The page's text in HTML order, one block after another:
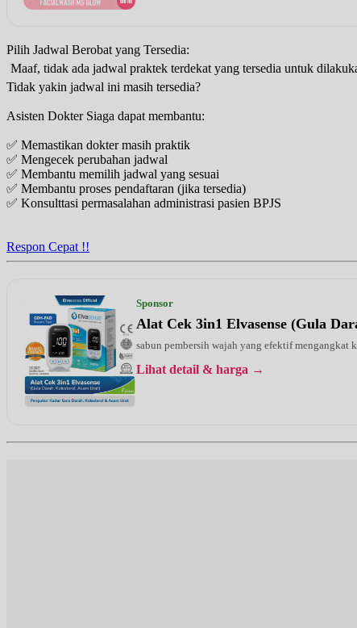
Pilih Jadwal Berobat yang Tersedia:
Maaf, tidak ada jadwal praktek terdekat yang tersedia untuk
Tidak yakin jadwal ini masih tersedia?
Asisten Dokter Siaga dapat membantu:
✅ Memastikan dokter masih praktik
✅ Mengecek perubahan jadwal
✅ Membantu memilih jadwal yang sesuai
✅ Membantu proses pendaftaran (jika tersedia)
✅ Konsulttasi permasalahan administrasi pasien BPJS
Respon Cepat !!
Sponsor
Alat Cek 3in1 Elvasense (Gula
sabun pembersih wajah yang efektif mengangkat
Lihat detail & harga →